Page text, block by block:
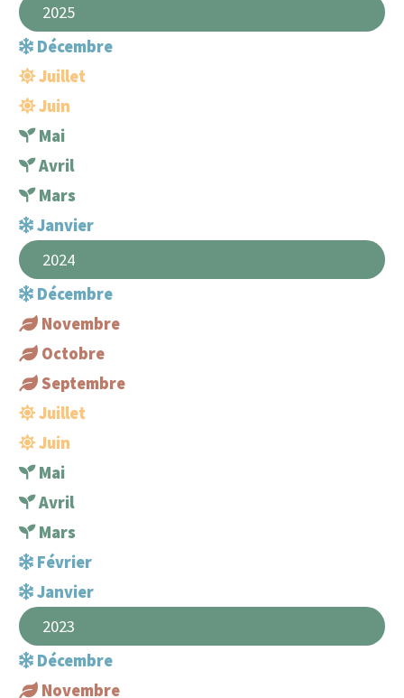
2025
Décembre
Juillet
Juin
Mai
Avril
Mars
Janvier
2024
Décembre
Novembre
Octobre
Septembre
Juillet
Juin
Mai
Avril
Mars
Février
Janvier
2023
Décembre
Novembre